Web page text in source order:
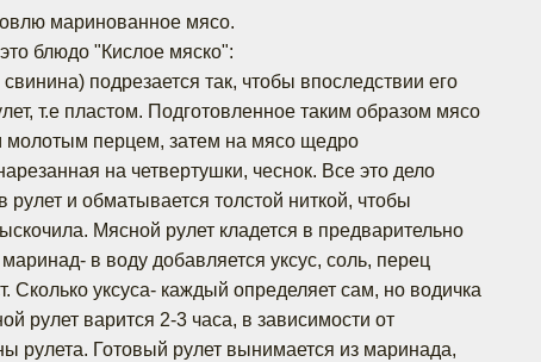
маринованное мясо.
блюдо "Кислое мяско":
подрезается так, чтобы впоследствии его
т.е пластом. Подготовленное таким образом мясо
молотым перцем, затем на мясо щедро
на четвертушки, чеснок. Все это дело
рулет и обматывается толстой ниткой, чтобы
Мясной рулет кладется в предварительно
в воду добавляется уксус, соль, перец
Сколько уксуса- каждый определяет сам, но водичка
рулет варится 2-3 часа, в зависимости от
рулета. Готовый рулет вынимается из маринада,